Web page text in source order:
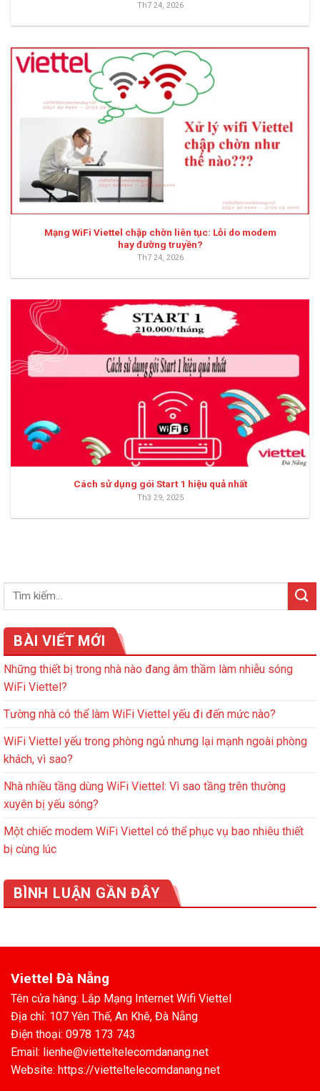
Th7 24, 2026
Mạng WiFi Viettel chập chờn liên tục: Lỗi do modem
hay đường truyền?
Th7 24, 2026
Cách sử dụng gói Start 1 hiệu quả nhất
Th3 29, 2025
BÀI VIẾT MỚI
Những thiết bị trong nhà nào đang âm thầm làm nhiễu sóng
WiFi Viettel?
Tường nhà có thể làm WiFi Viettel yếu đi đến mức nào?
WiFi Viettel yếu trong phòng ngủ nhưng lại mạnh ngoài phòng
khách, vì sao?
Nhà nhiều tầng dùng WiFi Viettel: Vì sao tầng trên thường
xuyên bị yếu sóng?
Một chiếc modem WiFi Viettel có thể phục vụ bao nhiêu thiết
bị cùng lúc
BÌNH LUẬN GẦN ĐÂY
Viettel Đà Nẵng
Tên cửa hàng: Lắp Mạng Internet Wifi Viettel
Địa chỉ: 107 Yên Thế, An Khê, Đà Nẵng
Điện thoại: 0978 173 743
Email: lienhe@vietteltelecomdanang.net
Website: https://vietteltelecomdanang.net